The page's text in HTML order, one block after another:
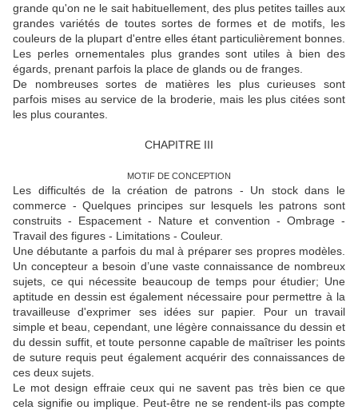
grande qu'on ne le sait habituellement, des plus petites tailles aux
grandes variétés de toutes sortes de formes et de motifs, les
couleurs de la plupart d'entre elles étant particulièrement bonnes.
Les perles ornementales plus grandes sont utiles à bien des
égards, prenant parfois la place de glands ou de franges.
De nombreuses sortes de matières les plus curieuses sont
parfois mises au service de la broderie, mais les plus citées sont
les plus courantes.
CHAPITRE III
MOTIF DE CONCEPTION
Les difficultés de la création de patrons - Un stock dans le
commerce - Quelques principes sur lesquels les patrons sont
construits - Espacement - Nature et convention - Ombrage -
Travail des figures - Limitations - Couleur.
Une débutante a parfois du mal à préparer ses propres modèles.
Un concepteur a besoin d’une vaste connaissance de nombreux
sujets, ce qui nécessite beaucoup de temps pour étudier; Une
aptitude en dessin est également nécessaire pour permettre à la
travailleuse d'exprimer ses idées sur papier.
Pour un travail
simple et beau, cependant, une légère connaissance du dessin et
du dessin suffit, et toute personne capable de maîtriser les points
de suture requis peut également acquérir des connaissances de
ces deux sujets.
Le mot design effraie ceux qui ne savent pas très bien ce que
cela signifie ou implique.
Peut-être ne se rendent-ils pas compte